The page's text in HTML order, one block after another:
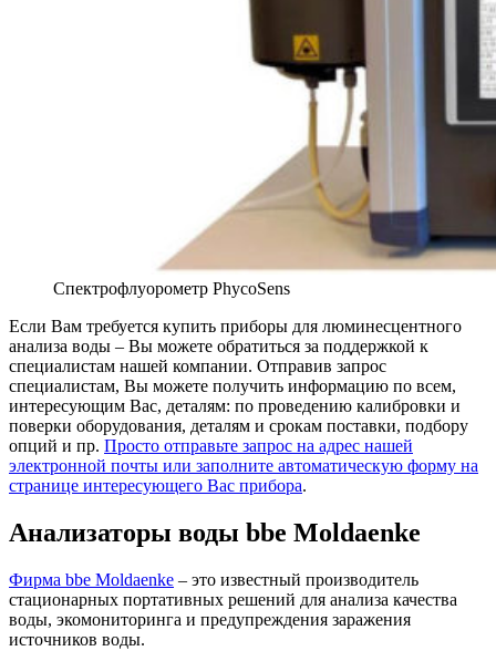
Спектрофлуорометр PhycoSens
Если Вам требуется купить приборы для люминесцентного
анализа воды – Вы можете обратиться за поддержкой к
специалистам нашей компании. Отправив запрос
специалистам, Вы можете получить информацию по всем,
интересующим Вас, деталям: по проведению калибровки и
поверки оборудования, деталям и срокам поставки, подбору
опций и пр. Просто отправьте запрос на адрес нашей
электронной почты или заполните автоматическую форму на
странице интересующего Вас прибора.
Анализаторы воды bbe Moldaenke
Фирма bbe Moldaenke – это известный производитель
стационарных портативных решений для анализа качества
воды, экомониторинга и предупреждения заражения
источников воды.